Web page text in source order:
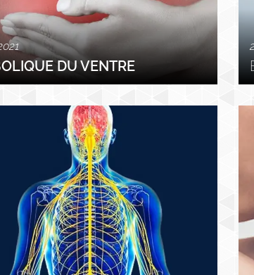
DU VENTRE